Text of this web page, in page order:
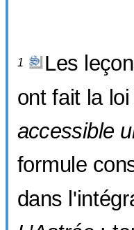
1
Les
ont fait la
accessible
formule
dans